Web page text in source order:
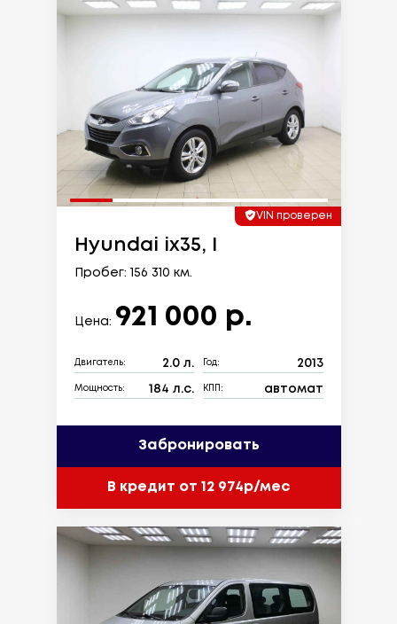
VIN проверен
Hyundai ix35, I
Пробег: 156 310 км.
Цена: 921 000 р.
Двигатель: 2.0 л. Год: 2013
Мощность: 184 л.с. КПП: автомат
Забронировать
В кредит от 12 974р/мес